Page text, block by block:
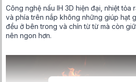
Công nghệ nấu IH 3D hiện đại, nhiệt tỏa
và phía trên nắp không những giúp hạt
đều ở bên trong và chín từ từ mà còn
nên ngon hơn.